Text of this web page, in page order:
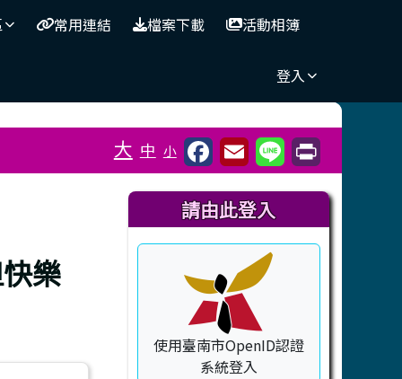
常用連結 檔案下載 活動相簿
登入
⏸
大 中 小
樂
右邊區域內容
請由此登入
使用臺南市OpenID認證
系統登入